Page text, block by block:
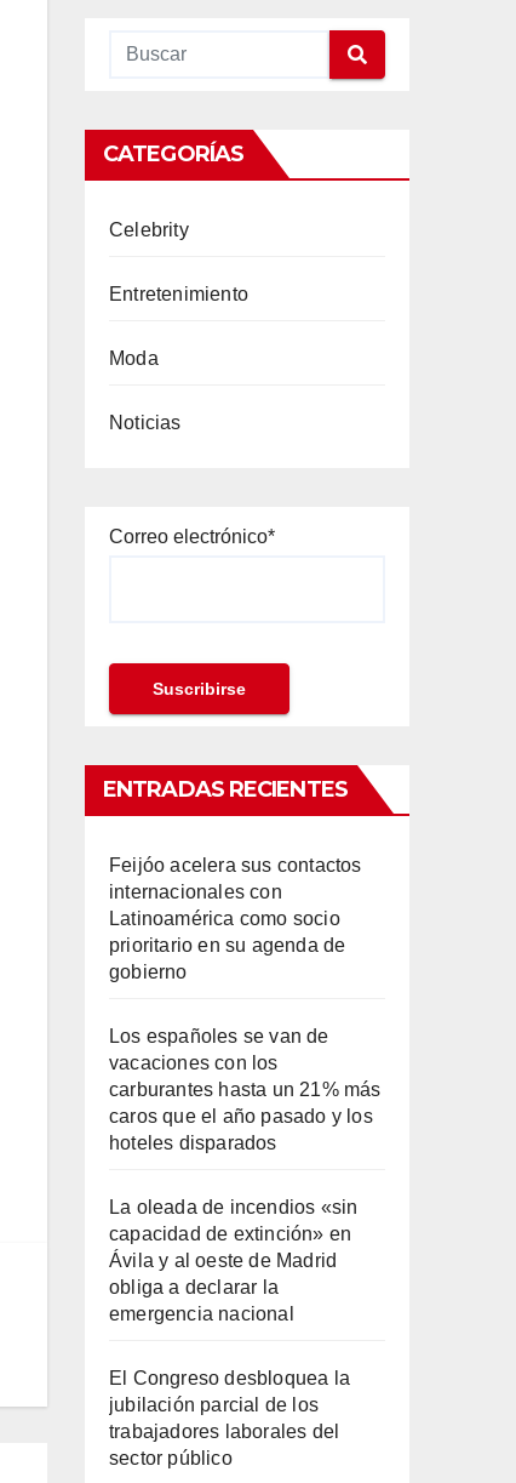
CATEGORÍAS
Celebrity
Entretenimiento
Moda
Noticias
Correo electrónico*
ENTRADAS RECIENTES
Feijóo acelera sus contactos
internacionales con
Latinoamérica como socio
prioritario en su agenda de
gobierno
Los españoles se van de
vacaciones con los
carburantes hasta un 21% más
caros que el año pasado y los
hoteles disparados
La oleada de incendios «sin
capacidad de extinción» en
Ávila y al oeste de Madrid
obliga a declarar la
emergencia nacional
El Congreso desbloquea la
jubilación parcial de los
trabajadores laborales del
sector público